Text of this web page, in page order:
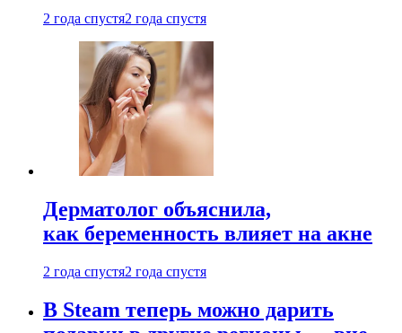
2 года спустя2 года спустя
Дерматолог объяснила,
как беременность влияет на акне
2 года спустя2 года спустя
В Steam теперь можно дарить